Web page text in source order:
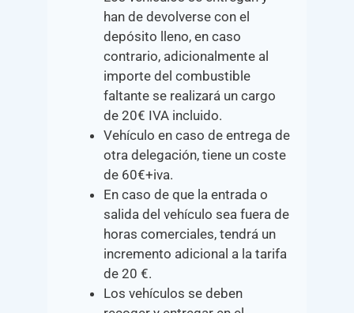
han de devolverse con el
depósito lleno, en caso
contrario, adicionalmente al
importe del combustible
faltante se realizará un cargo
de 20€ IVA incluido.
Vehículo en caso de entrega de
otra delegación, tiene un coste
de 60€+iva.
En caso de que la entrada o
salida del vehículo sea fuera de
horas comerciales, tendrá un
incremento adicional a la tarifa
de 20 €.
Los vehículos se deben